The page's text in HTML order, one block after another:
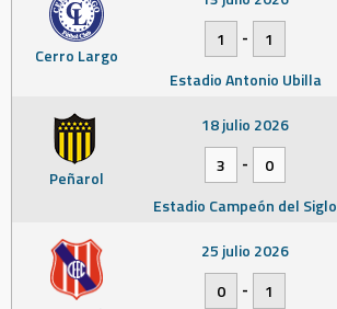
Cerro Largo
1
-
1
Estadio Antonio Ubilla
Peñarol
18 julio 2026
3
-
0
Estadio Campeón del Siglo
25 julio 2026
0
-
1